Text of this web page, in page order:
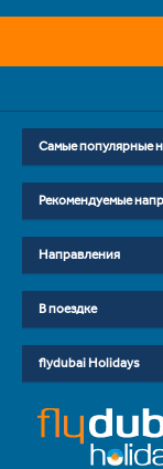
Самые популярные
Рекомендуемые
Направления
В поездке
flydubai Holidays